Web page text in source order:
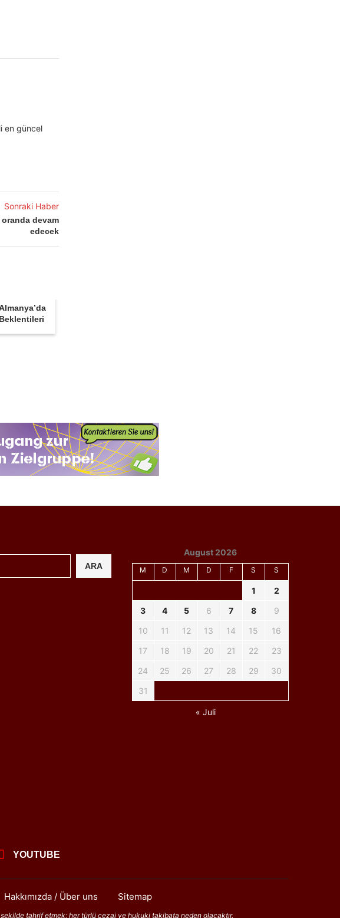
en güncel
Sonraki Haber
devam
edecek
ARA
August 2026
M D M D F S S
1
2
3
4 5 6 7 8
9
10
11 12 13 14 15
16
17
18 19 20 21 22
23
24
25 26 27 28 29
30
31
« Juli
YOUTUBE
Hakkımızda / Über uns Sitemap
tahrif etmek; her türlü cezai ve hukuki takibata neden olacaktır.